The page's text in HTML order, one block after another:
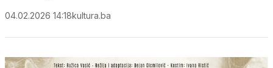
04.02.2026 14:18kultura.ba